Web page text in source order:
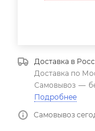
Доставка в
Доставка по
Самовывоз —
Подробнее
Самовывоз